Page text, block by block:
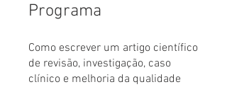
Programa
Como escrever um artigo científico
de revisão, investigação, caso
clínico e melhoria da qualidade